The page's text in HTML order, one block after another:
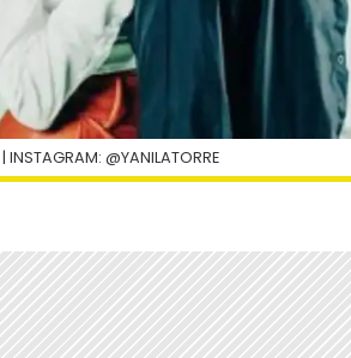
| INSTAGRAM: @YANILATORRE